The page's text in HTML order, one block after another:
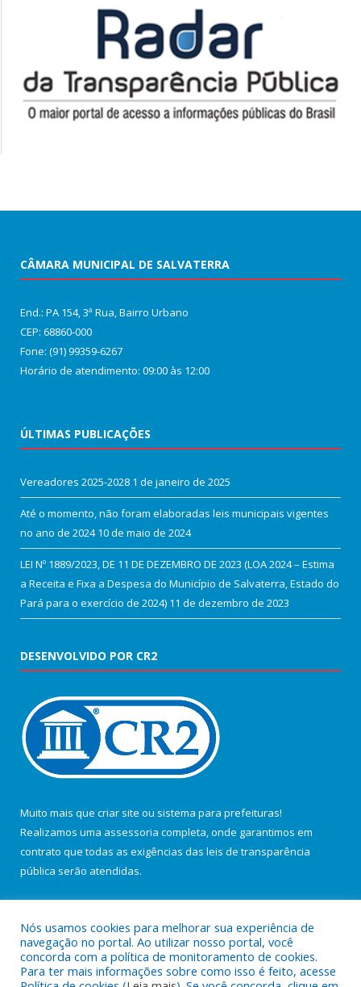
CÂMARA MUNICIPAL DE SALVATERRA
End.: PA 154, 3ª Rua, Bairro Urbano
CEP: 68860‑000
Fone: (91) 99359-6267
Horário de atendimento: 09:00 às 12:00
ÚLTIMAS PUBLICAÇÕES
Vereadores 2025-2028 1 de janeiro de 2025
Até o momento, não foram elaboradas leis municipais vigentes
no ano de 2024 10 de maio de 2024
LEI Nº 1889/2023, DE 11 DE DEZEMBRO DE 2023 (LOA 2024 – Estima
a Receita e Fixa a Despesa do Município de Salvaterra, Estado do
Pará para o exercício de 2024) 11 de dezembro de 2023
DESENVOLVIDO POR CR2
Muito mais que criar site ou sistema para prefeituras!
Realizamos uma assessoria completa, onde garantimos em
contrato que todas as exigências das leis de transparência
pública serão atendidas.
Nós usamos cookies para melhorar sua experiência de
navegação no portal. Ao utilizar nosso portal, você
concorda com a política de monitoramento de cookies.
Para ter mais informações sobre como isso é feito, acesse